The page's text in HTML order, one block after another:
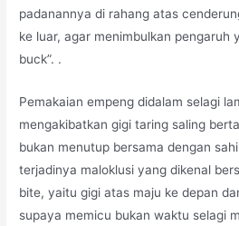
padanannya di rahang atas
ke luar, agar menimbulkan pengaruh
buck”. .
Pemakaian empeng didalam selagi
mengakibatkan gigi taring saling
bukan menutup bersama dengan
terjadinya maloklusi yang dikenal
bite, yaitu gigi atas maju ke depan
supaya memicu bukan waktu selagi